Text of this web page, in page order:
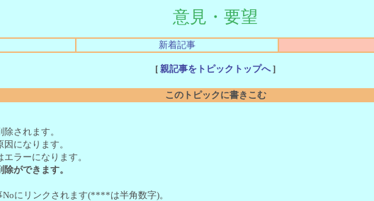
意見・要望
新着記事
[ 親記事をトピックトップへ]
このトピックに書きこむ
されます。
になります。
ラーになります。
ができます。
にリンクされます(****は半角数字)。